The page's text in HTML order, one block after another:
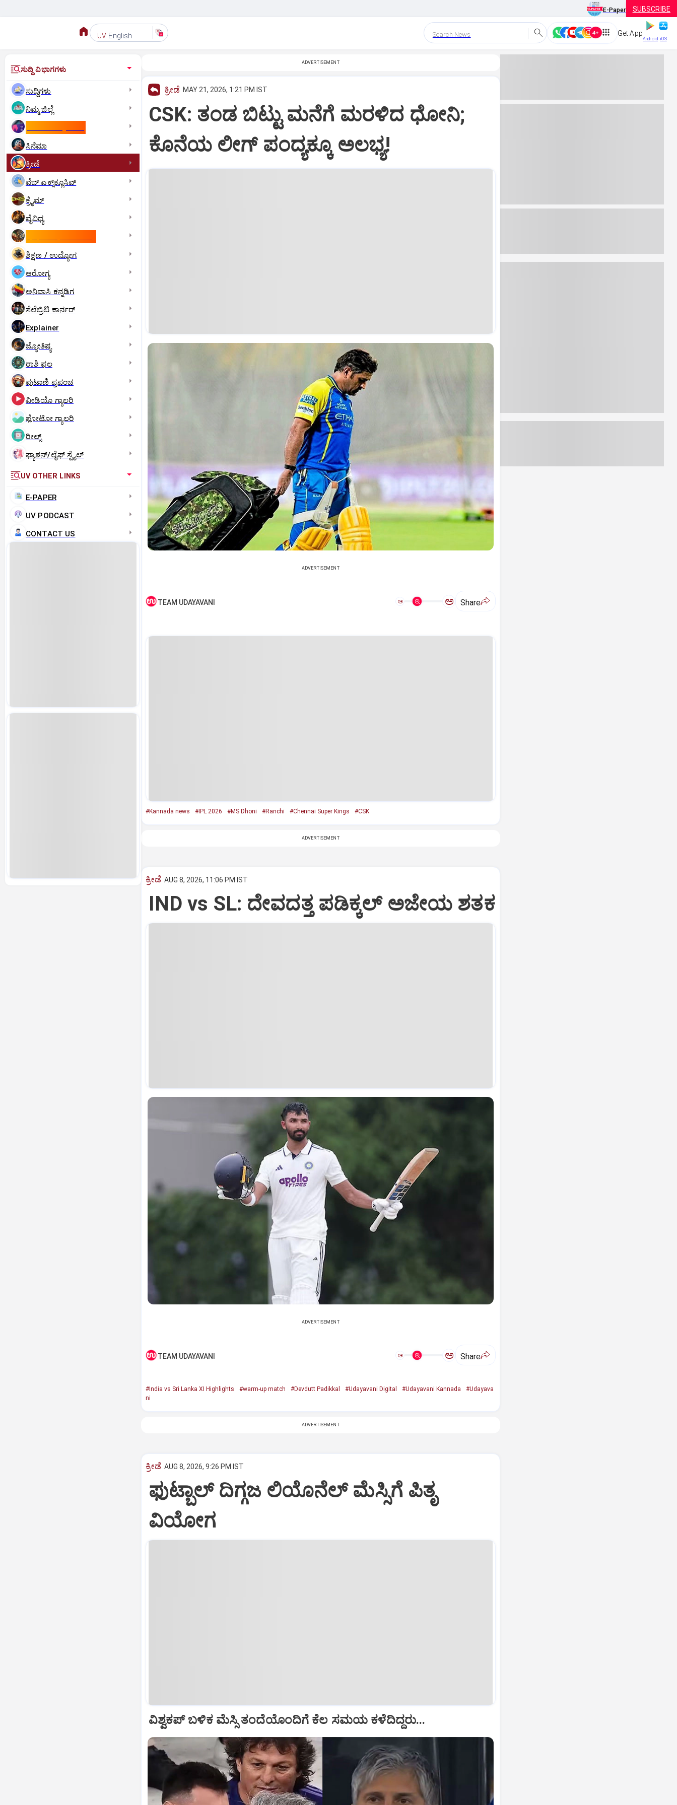
E-Paper SUBSCRIBE
UV English Search News Get App
Android iOS
ಸುದ್ದಿ ವಿಭಾಗಗಳು
ಸುದ್ದಿಗಳು
ನಿಮ್ಮ ಜಿಲ್ಲೆ
ಸಿನೆಮಾ
ಕ್ರೀಡೆ
ವೆಬ್ ಎಕ್ಸ್‌ಕ್ಲೂಸಿವ್
ಕ್ರೈಮ್
ವೈವಿಧ್ಯ
ಶಿಕ್ಷಣ / ಉದ್ಯೋಗ
ಆರೋಗ್ಯ
ಅನಿವಾಸಿ ಕನ್ನಡಿಗ
ಸೆಲೆಬ್ರಿಟಿ ಕಾರ್ನರ್‌
Explainer
ಜ್ಯೋತಿಷ್ಯ
ರಾಶಿ ಫಲ
ಪುಟಾಣಿ ಪ್ರಪಂಚ
ವೀಡಿಯೊ ಗ್ಯಾಲರಿ
ಫೋಟೋ ಗ್ಯಾಲರಿ
ರೀಲ್ಸ್
ಫ್ಯಾಶನ್/ಲೈಫ್‌ ಸ್ಟೈಲ್
UV OTHER LINKS
E-PAPER
UV PODCAST
CONTACT US
ADVERTISEMENT
ಕ್ರೀಡೆ MAY 21, 2026, 1:21 PM IST
CSK: ತಂಡ ಬಿಟ್ಟು ಮನೆಗೆ ಮರಳಿದ ಧೋನಿ;
ಕೊನೆಯ ಲೀಗ್‌ ಪಂದ್ಯಕ್ಕೂ ಅಲಭ್ಯ!
ADVERTISEMENT
TEAM UDAYAVANI ಅ ಅ Share
#Kannada news #IPL 2026 #MS Dhoni #Ranchi #Chennai Super Kings #CSK
ADVERTISEMENT
ಕ್ರೀಡೆ AUG 8, 2026, 11:06 PM IST
IND vs SL: ದೇವದತ್ತ ಪಡಿಕ್ಕಲ್‌ ಅಜೇಯ ಶತಕ
ADVERTISEMENT
TEAM UDAYAVANI ಅ ಅ Share
#India vs Sri Lanka XI Highlights #warm-up match #Devdutt Padikkal #Udayavani Digital #Udayavani Kannada
#Udayava
ni
ADVERTISEMENT
ಕ್ರೀಡೆ AUG 8, 2026, 9:26 PM IST
ಫುಟ್ಬಾಲ್ ದಿಗ್ಗಜ ಲಿಯೊನೆಲ್‌ ಮೆಸ್ಸಿಗೆ ಪಿತೃ
ವಿಯೋಗ
ವಿಶ್ವಕಪ್‌ ಬಳಿಕ ಮೆಸ್ಸಿ ತಂದೆಯೊಂದಿಗೆ ಕೆಲ ಸಮಯ ಕಳೆದಿದ್ದರು...